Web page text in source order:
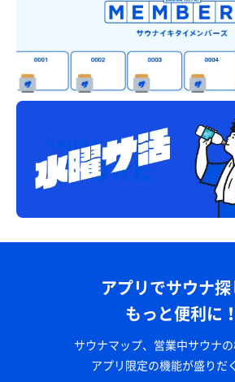
アプリでサウナ
もっと便利に！
サウナマップ、営業中サウナの
アプリ限定の機能が盛りだ